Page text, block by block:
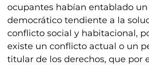
ocupantes habían entablado
democrático tendiente a la
conflicto social y habitacional,
existe un conflicto actual o un
titular de los derechos, que por